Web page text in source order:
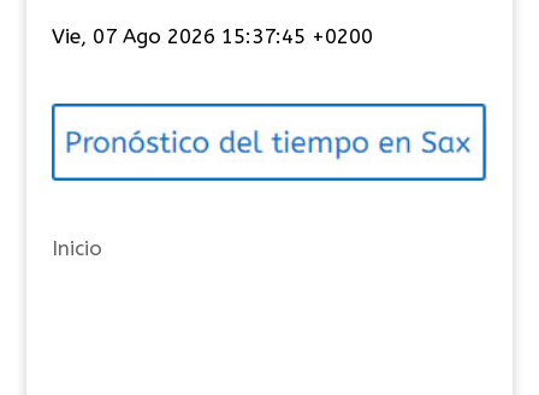
e
o
í
s
Vie, 07 Ago 2026 15:37:45 +0200
Inicio